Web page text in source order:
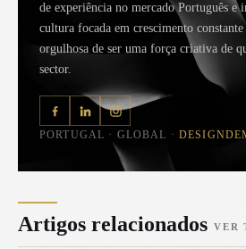
de experiência no mercado Português e
cultura focada em crescimento
orgulhosa de ser uma força criativa de
sector.
PORTUGAL · GLOBAL ·
Artigos relacionados VER